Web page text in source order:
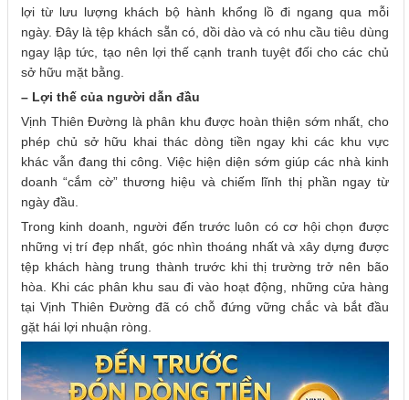
lợi từ lưu lượng khách bộ hành khổng lồ đi ngang qua mỗi
ngày. Đây là tệp khách sẵn có, dồi dào và có nhu cầu tiêu dùng
ngay lập tức, tạo nên lợi thế cạnh tranh tuyệt đối cho các chủ
sở hữu mặt bằng.
– Lợi thế của người dẫn đầu
Vịnh Thiên Đường là phân khu được hoàn thiện sớm nhất, cho
phép chủ sở hữu khai thác dòng tiền ngay khi các khu vực
khác vẫn đang thi công. Việc hiện diện sớm giúp các nhà kinh
doanh “cắm cờ” thương hiệu và chiếm lĩnh thị phần ngay từ
ngày đầu.
Trong kinh doanh, người đến trước luôn có cơ hội chọn được
những vị trí đẹp nhất, góc nhìn thoáng nhất và xây dựng được
tệp khách hàng trung thành trước khi thị trường trở nên bão
hòa. Khi các phân khu sau đi vào hoạt động, những cửa hàng
tại Vịnh Thiên Đường đã có chỗ đứng vững chắc và bắt đầu
gặt hái lợi nhuận ròng.